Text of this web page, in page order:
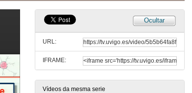
Ocultar
URL:
IFRAME:
Vídeos da mesma serie
Presentación das xornadas de debate e formación sobre comedores escolares
Construíndo sistemas sustentables de alimentación desde a escola
16 de dec. de 2016